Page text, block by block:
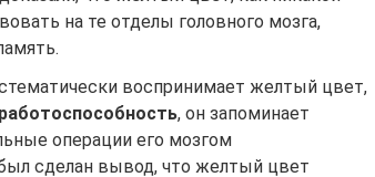
на те отделы головного мозга,
воспринимает желтый цвет,
, он запоминает
операции его мозгом
сделан вывод, что желтый цвет